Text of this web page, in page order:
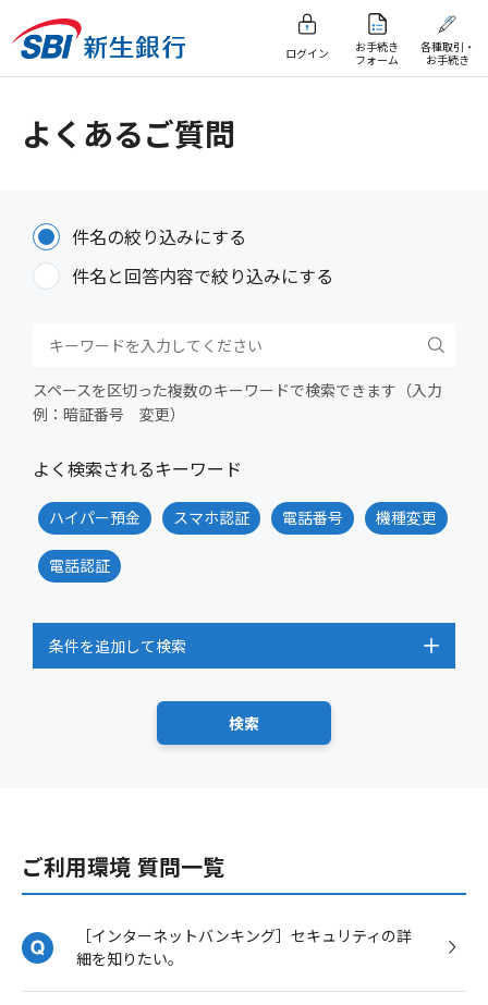
ログイン
お手続き
フォーム
各種取引・
お手続き
よくあるご質問
件名の絞り込みにする
件名と回答内容で絞り込みにする
スペースを区切った複数のキーワードで検索できます（入力
例：暗証番号 変更）
よく検索されるキーワード
ハイパー預金 スマホ認証 電話番号 機種変更
電話認証
条件を追加して検索
ご利用環境 質問一覧
［インターネットバンキング］セキュリティの詳
細を知りたい。